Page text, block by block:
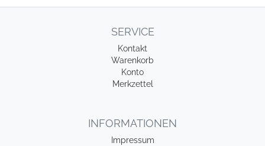
SERVICE
Kontakt
Warenkorb
Konto
Merkzettel
INFORMATIONEN
Impressum